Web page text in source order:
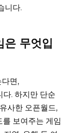
니다.
무엇입
면,
다. 하지만 단순
사한 오픈월드,
보여주는 게임